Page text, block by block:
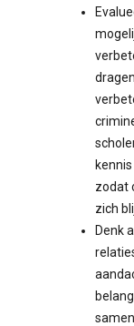
zodat
zich
Denk